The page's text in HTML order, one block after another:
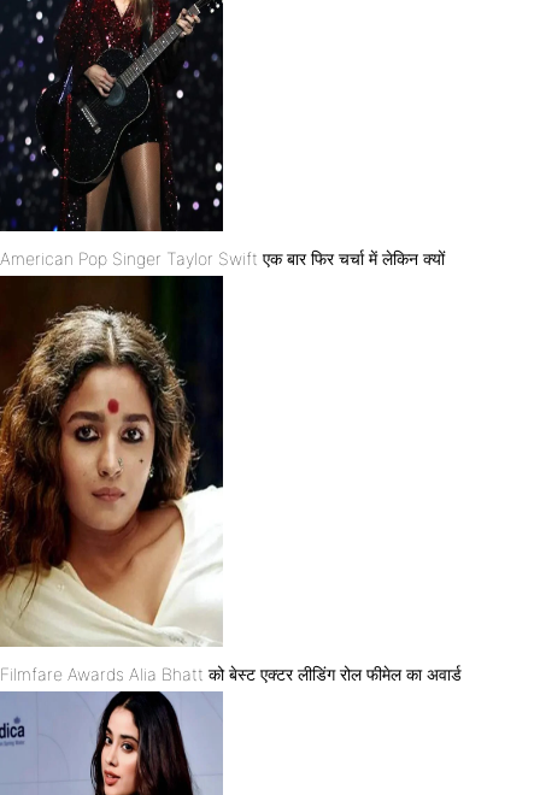
American Pop Singer Taylor Swift एक बार फिर चर्चा में लेकिन क्यों
Filmfare Awards Alia Bhatt को बेस्ट एक्टर लीडिंग रोल फीमेल का अवार्ड